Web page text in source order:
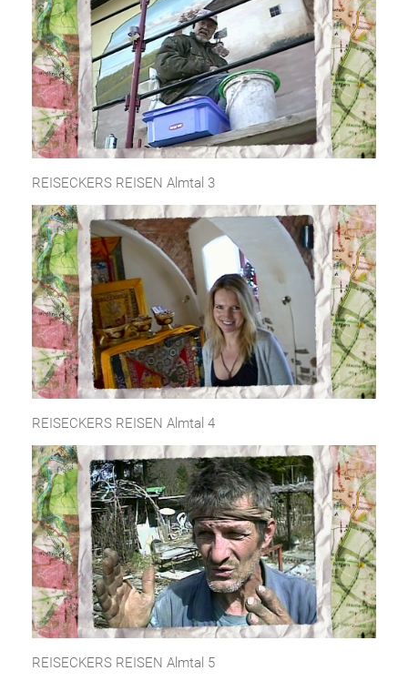
REISECKERS REISEN Almtal 3
REISECKERS REISEN Almtal 4
REISECKERS REISEN Almtal 5